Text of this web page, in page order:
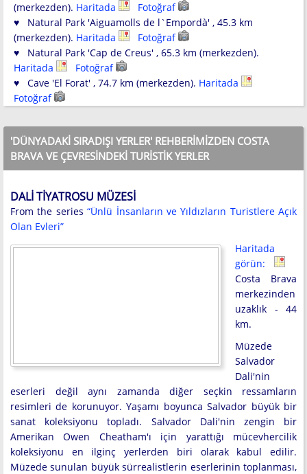
(merkezden). Haritada
Fotoğraf
♥ Natural Park 'Aiguamolls de l`Empordà' , 45.3 km
(merkezden). Haritada
Fotoğraf
♥ Natural Park 'Cap de Creus' , 65.3 km (merkezden).
Haritada
Fotoğraf
♥ Cave 'El Forat' , 74.7 km (merkezden). Haritada
Fotoğraf
'DÜNYADAKI SIRADIŞI YERLER' REHBERIMIZDEN COSTA
BRAVA VE ÇEVRESINDEKI TURISTIK YERLER
DALI TIYATROSU MÜZESI
From the series“Ünlü İnsanların ve Yıldızların Turistlere Açık
Olan Evleri”
Haritada
görün:
Costa Brava
merkezinden
uzaklık - 44
km.
Müzede
Salvador
Dali'nin
eserleri değil aynı zamanda diğer seçkin ressamların
resimleri de korunuyor. Yaşamı boyunca Salvador büyük bir
sanat koleksiyonu topladı. Salvador Dali'nin zengin bir
Amerikan Owen Cheatham'ı için yarattığı mücevhercilik
koleksiyonu en ilginç yerlerden biri olarak kabul edilir.
Müzede sunulan büyük sürrealistlerin eserlerinin toplanması,